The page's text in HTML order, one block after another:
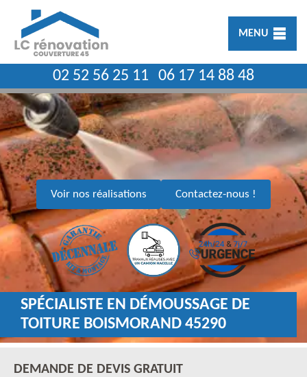
MENU
02 52 56 25 11 06 17 14 88 48
Voir nos réalisations Contactez-nous !
SPÉCIALISTE EN DÉMOUSSAGE DE
TOITURE BOISMORAND 45290
DEMANDE DE DEVIS GRATUIT